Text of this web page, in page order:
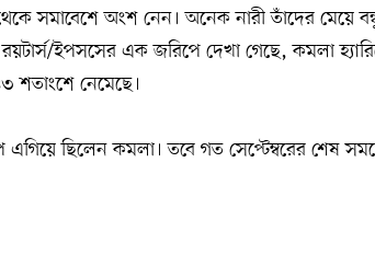
সমাবেশে অংশ নেন। অনেক নারী তাঁদের মেয়ে
ইপসসের এক জরিপে দেখা গেছে, কমলা
শতাংশে নেমেছে।
ছিলেন কমলা। তবে গত সেপ্টেম্বরের শেষ